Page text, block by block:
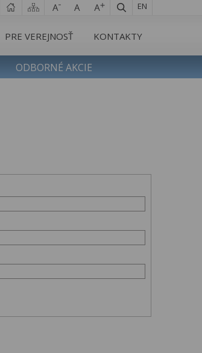
EN
PRE VEREJNOSŤ KONTAKTY
ODBORNÉ AKCIE